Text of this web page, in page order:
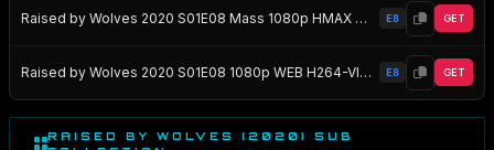
Raised by Wolves 2020 S01E08 Mass 1080p HMAX WEB-DL DD5 1 H 264-NTG EZTV E8 GET
Raised by Wolves 2020 S01E08 1080p WEB H264-VIDEOHOLE EZTV E8 GET
RAISED BY WOLVES (2020) SUB